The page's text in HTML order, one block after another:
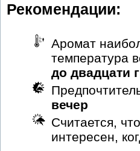
Рекомендации:
Аромат
температура
до двадцати
вечер
Считается,
интересен,